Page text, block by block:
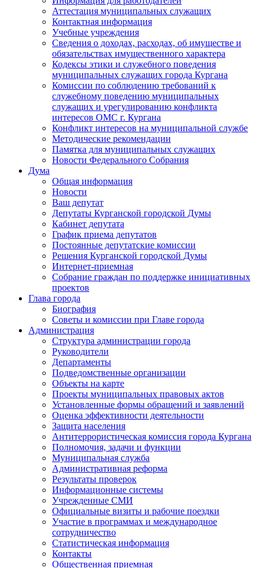
Аттестация муниципальных служащих
Контактная информация
Учебные учреждения
Сведения о доходах, расходах, об имуществе и
обязательствах имущественного характера
Кодексы этики и служебного поведения
муниципальных служащих города Кургана
Комиссии по соблюдению требований к
служебному поведению муниципальных
служащих и урегулированию конфликта
интересов ОМС г. Кургана
Конфликт интересов на муниципальной службе
Методические рекомендации
Памятка для муниципальных служащих
Новости Федерального Cобрания
Дума
Общая информация
Новости
Ваш депутат
Депутаты Курганской городской Думы
Кабинет депутата
График приема депутатов
Постоянные депутатские комиссии
Решения Курганской городской Думы
Интернет-приемная
Собрание граждан по поддержке инициативных
проектов
Глава города
Биография
Советы и комиссии при Главе города
Администрация
Структура администрации города
Руководители
Департаменты
Подведомственные организации
Объекты на карте
Проекты муниципальных правовых актов
Установленные формы обращений и заявлений
Оценка эффективности деятельности
Защита населения
Антитеррористическая комиссия города Кургана
Полномочия, задачи и функции
Муниципальная служба
Административная реформа
Результаты проверок
Информационные системы
Учрежденные СМИ
Официальные визиты и рабочие поездки
Участие в программах и международное
сотрудничество
Статистическая информация
Контакты
Общественная приемная